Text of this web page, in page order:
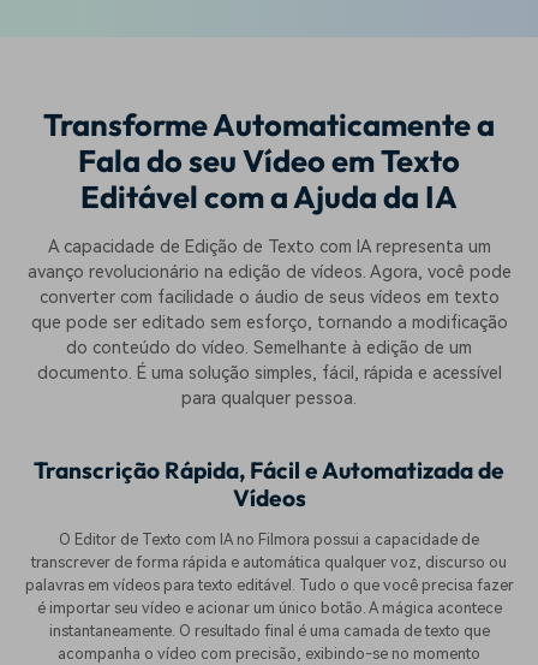
Transforme Automaticamente a
Fala do seu Vídeo em Texto
Editável com a Ajuda da IA
A capacidade de Edição de Texto com IA representa um
avanço revolucionário na edição de vídeos. Agora, você pode
converter com facilidade o áudio de seus vídeos em texto
que pode ser editado sem esforço, tornando a modificação
do conteúdo do vídeo. Semelhante à edição de um
documento. É uma solução simples, fácil, rápida e acessível
para qualquer pessoa.
Transcrição Rápida, Fácil e Automatizada de
Vídeos
O Editor de Texto com IA no Filmora possui a capacidade de
transcrever de forma rápida e automática qualquer voz, discurso ou
palavras em vídeos para texto editável. Tudo o que você precisa fazer
é importar seu vídeo e acionar um único botão. A mágica acontece
instantaneamente. O resultado final é uma camada de texto que
acompanha o vídeo com precisão, exibindo-se no momento